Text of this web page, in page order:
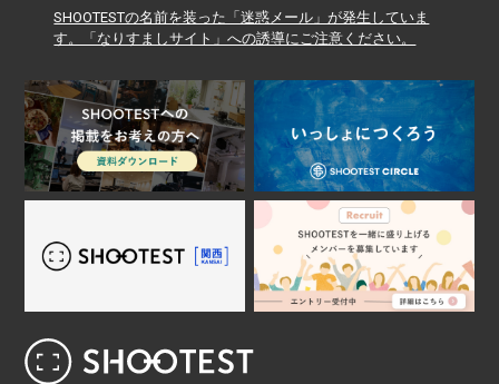
SHOOTESTの名前を装った「迷惑メール」が発生していま
す。「なりすましサイト」への誘導にご注意ください。